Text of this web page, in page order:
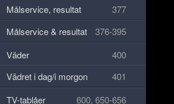
Målservice, resultat
377
Målservice & resultat
376-395
Väder
400
Vädret i dag/i morgon
401
TV-tablåer
600, 650-656